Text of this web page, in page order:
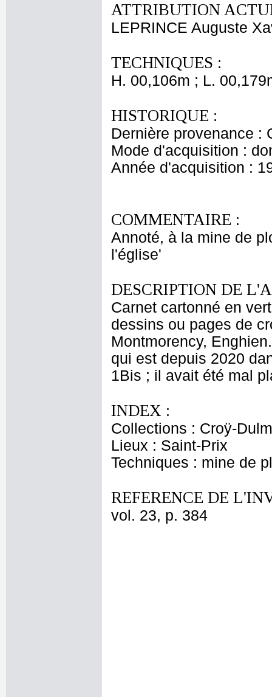
ATTRIBUTION
LEPRINCE Auguste
TECHNIQUES :
H. 00,106m ; L.
HISTORIQUE :
Dernière provenance :
Mode d'acquisition :
Année d'acquisition :
COMMENTAIRE :
Annoté, à la mine de
l'église'
DESCRIPTION DE
Carnet cartonné en
dessins ou pages de
Montmorency,
qui est depuis 2020
1Bis ; il avait été mal
INDEX :
Collections : Croÿ-
Lieux : Saint-Prix
Techniques : mine de
REFERENCE DE
vol. 23, p. 384